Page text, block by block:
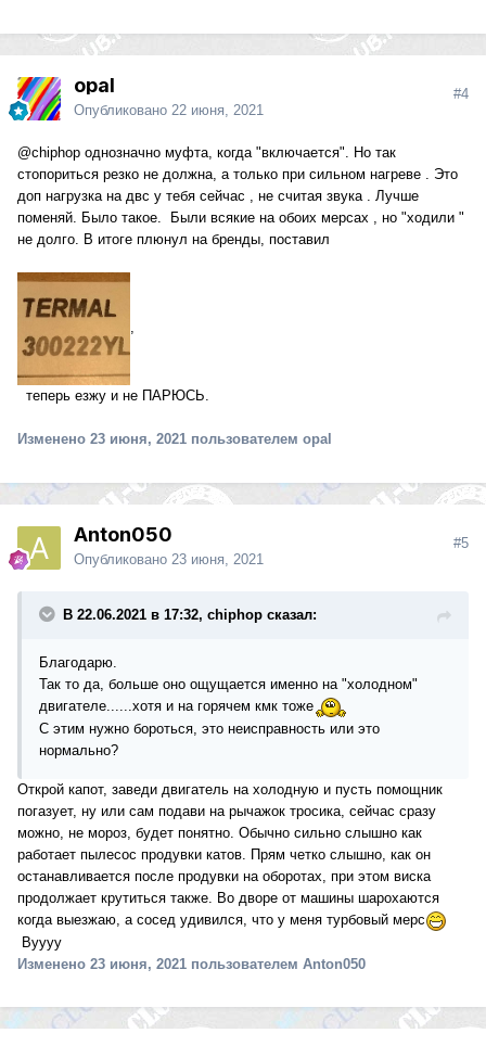
opal
Опубликовано 22 июня, 2021
#4
@chiphop однозначно муфта, когда "включается". Но так
стопориться резко не должна, а только при сильном нагреве . Это
доп нагрузка на двс у тебя сейчас , не считая звука . Лучше
поменяй. Было такое. Были всякие на обоих мерсах , но "ходили "
не долго. В итоге плюнул на бренды, поставил
,
теперь езжу и не ПАРЮСЬ.
Изменено 23 июня, 2021 пользователем opal
Anton050
Опубликовано 23 июня, 2021
#5
В 22.06.2021 в 17:32, chiphop сказал:
Благодарю.
Так то да, больше оно ощущается именно на "холодном"
двигателе......хотя и на горячем кмк тоже
С этим нужно бороться, это неисправность или это
нормально?
Открой капот, заведи двигатель на холодную и пусть помощник
погазует, ну или сам подави на рычажок тросика, сейчас сразу
можно, не мороз, будет понятно. Обычно сильно слышно как
работает пылесос продувки катов. Прям четко слышно, как он
останавливается после продувки на оборотах, при этом виска
продолжает крутиться также. Во дворе от машины шарохаются
когда выезжаю, а сосед удивился, что у меня турбовый мерс
Вуууу
Изменено 23 июня, 2021 пользователем Anton050